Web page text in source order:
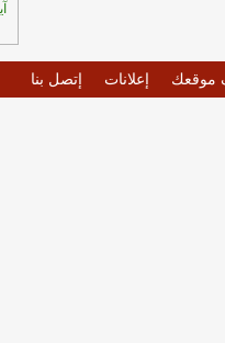
موقعك إعلانات إتصل بنا